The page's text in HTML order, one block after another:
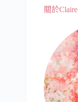
關於Claire